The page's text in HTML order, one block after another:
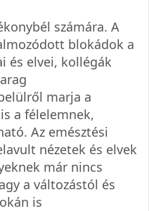
számára. A
blokádok a
és elvei, kollégák
marja a
a félelemnek,
Az emésztési
nézetek és elvek
már nincs
a változástól és
is